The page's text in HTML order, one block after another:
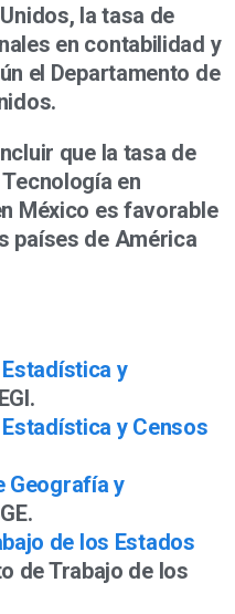
la tasa de
en contabilidad y
el Departamento de
que la tasa de
en
México es favorable
países de América
y
y Censos
Geografía y
de los Estados
de Trabajo de los